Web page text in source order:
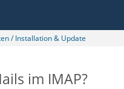
/ Installation & Update
im IMAP?